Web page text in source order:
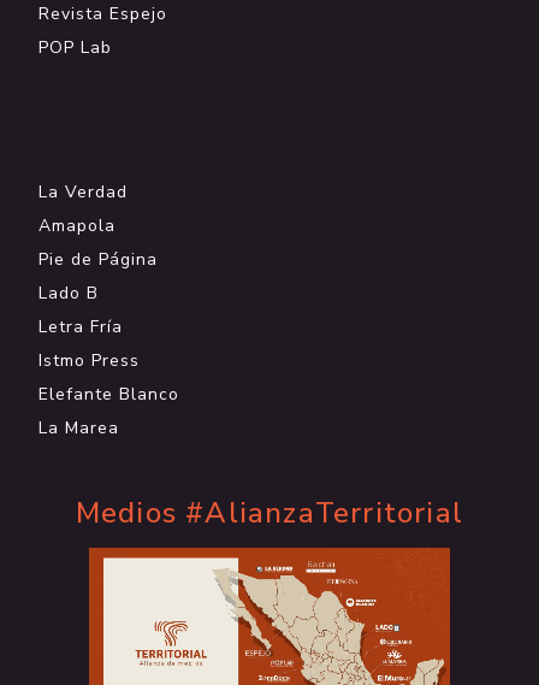
Revista Espejo
POP Lab
La Verdad
Amapola
Pie de Página
Lado B
Letra Fría
Istmo Press
Elefante Blanco
La Marea
Medios #AlianzaTerritorial